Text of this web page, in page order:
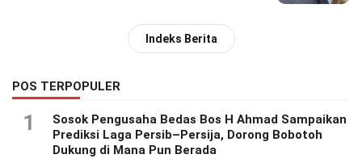
Indeks Berita
POS TERPOPULER
1
Sosok Pengusaha Bedas Bos H Ahmad Sampaikan
Prediksi Laga Persib–Persija, Dorong Bobotoh
Dukung di Mana Pun Berada